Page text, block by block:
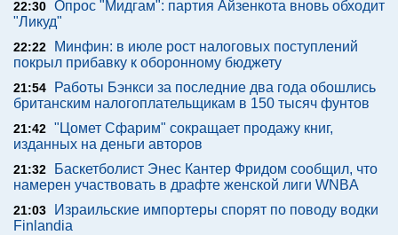
22:30 Опрос "Мидгам": партия Айзенкота вновь обходит
"Ликуд"
22:22
Минфин: в июле рост налоговых поступлений
покрыл прибавку к оборонному бюджету
21:54
Работы Бэнкси за последние два года обошлись
британским налогоплательщикам в 150 тысяч фунтов
21:42 "Цомет Сфарим" сокращает продажу книг,
изданных на деньги авторов
21:32
Баскетболист Энес Кантер Фридом сообщил, что
намерен участвовать в драфте женской лиги WNBA
21:03
Израильские импортеры спорят по поводу водки
Finlandia